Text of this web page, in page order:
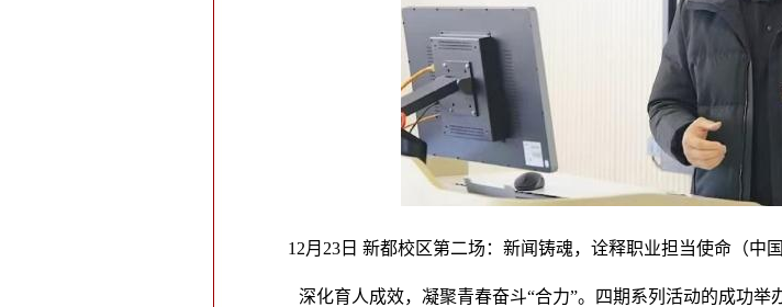
12月23日 新都校区第二场：新闻铸魂，诠释职业担当使命（中
深化育人成效，凝聚青春奋斗“合力”。四期系列活动的成功